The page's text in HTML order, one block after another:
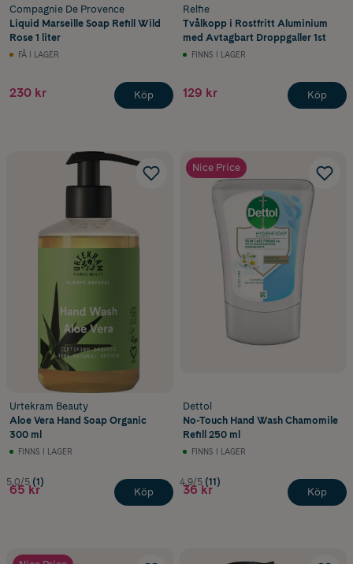
Compagnie De Provence
Liquid Marseille Soap Refill Wild
Rose 1 liter
FÅ I LAGER
230 kr Köp
Relfie
Tvålkopp i Rostfritt Aluminium
med Avtagbart Droppgaller 1st
FINNS I LAGER
129 kr Köp
Urtekram Beauty
Aloe Vera Hand Soap Organic
300 ml
FINNS I LAGER
5.0/5 (1)
65 kr Köp
Nice Price
Dettol
No-Touch Hand Wash Chamomile
Refill 250 ml
FINNS I LAGER
4.9/5 (11)
36 kr Köp